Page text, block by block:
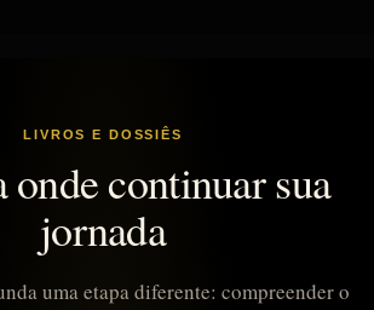
LIVROS E DOSSIÊS
onde continuar sua
jornada
uma etapa diferente: compreender o